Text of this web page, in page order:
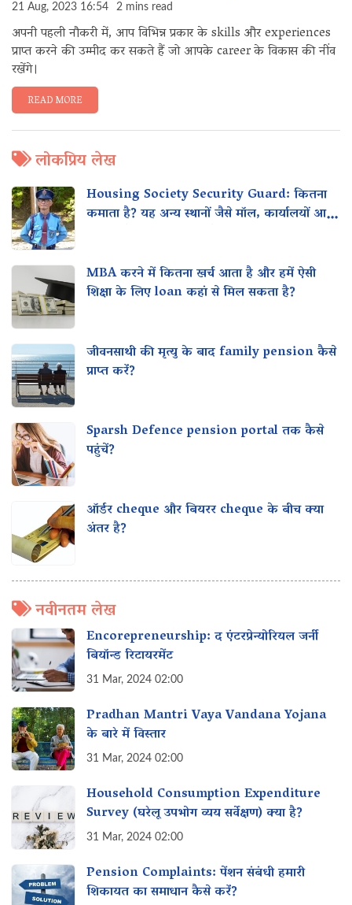
21 Aug, 2023 16:54 2 mins read
अपनी पहली नौकरी में, आप विभिन्न प्रकार के skills और experiences
प्राप्त करने की उम्मीद कर सकते हैं जो आपके career के विकास की नींव
रखेंगे।
READ MORE
लोकप्रिय लेख
Housing Society Security Guard: कितना
कमाता है? यह अन्य स्थानों जैसे मॉल, कार्यालयों आदि
MBA करने में कितना खर्च आता है और हमें ऐसी
शिक्षा के लिए loan कहां से मिल सकता है?
जीवनसाथी की मृत्यु के बाद family pension कैसे
प्राप्त करें?
Sparsh Defence pension portal तक कैसे
पहुंचें?
ऑर्डर cheque और बियरर cheque के बीच क्या
अंतर है?
नवीनतम लेख
Encorepreneurship: द एंटरप्रेन्योरियल जर्नी
बियॉन्ड रिटायरमेंट
31 Mar, 2024 02:00
Pradhan Mantri Vaya Vandana Yojana
के बारे में विस्तार
31 Mar, 2024 02:00
Household Consumption Expenditure
Survey (घरेलू उपभोग व्यय सर्वेक्षण) क्या है?
31 Mar, 2024 02:00
Pension Complaints: पेंशन संबंधी हमारी
शिकायत का समाधान कैसे करें?